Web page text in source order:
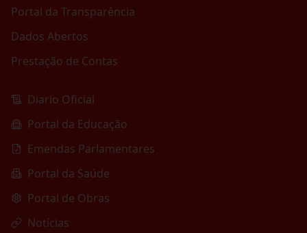
Portal da Transparência
Dados Abertos
Prestação de Contas
Diario Oficial
Portal da Educação
Emendas Parlamentares
Portal da Saúde
Portal de Obras
Notícias